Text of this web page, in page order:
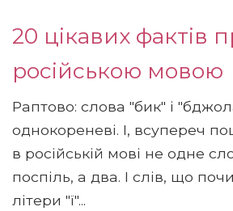
20 цікавих фактів
російською мовою
Раптово: слова "бик" і
однокореневі. І, всупереч
в російській мові не одне
поспіль, а два. І слів, що
літери "ї"...